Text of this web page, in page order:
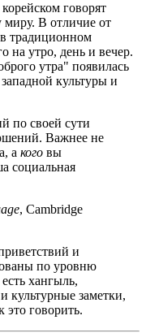
корейском говорят
миру. В отличие от
традиционном
на утро, день и вечер.
утра" появилась
культуры и
по своей сути
Важнее не
а кого вы
социальная
, Cambridge
и
по уровню
хангыль,
культурные заметки,
говорить.